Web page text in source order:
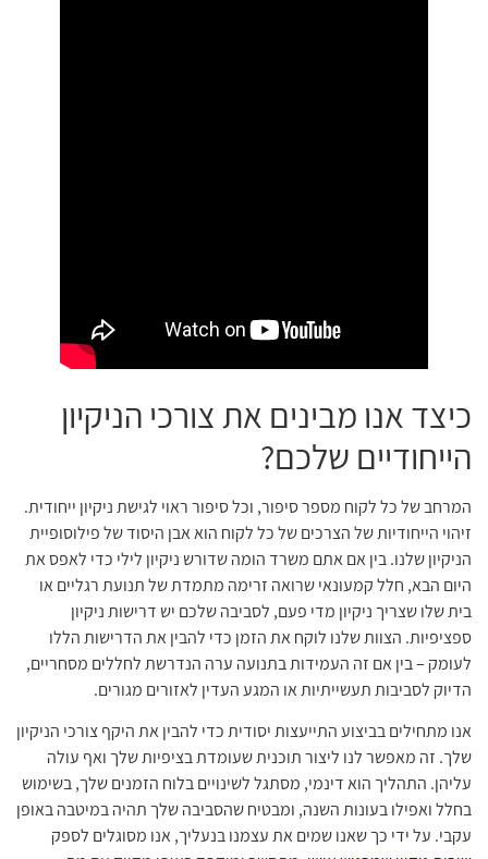
כיצד אנו מבינים את צורכי הניקיון
הייחודיים שלכם?
המרחב של כל לקוח מספר סיפור, וכל סיפור ראוי לגישת ניקיון ייחודית.
זיהוי הייחודיות של הצרכים של כל לקוח הוא אבן היסוד של פילוסופיית
הניקיון שלנו. בין אם אתם משרד הומה שדורש ניקיון לילי כדי לאפס את
היום הבא, חלל קמעונאי שרואה זרימה מתמדת של תנועת רגליים או
בית שלו שצריך ניקיון מדי פעם, לסביבה שלכם יש דרישות ניקיון
ספציפיות. הצוות שלנו לוקח את הזמן כדי להבין את הדרישות הללו
לעומק – בין אם זה העמידות בתנועה ערה הנדרשת לחללים מסחריים,
הדיוק לסביבות תעשייתיות או המגע העדין לאזורים מגורים.
אנו מתחילים בביצוע התייעצות יסודית כדי להבין את היקף צורכי הניקיון
שלך. זה מאפשר לנו ליצור תוכנית שעומדת בציפיות שלך ואף עולה
עליהן. התהליך הוא דינמי, מסתגל לשינויים בלוח הזמנים שלך, בשימוש
בחלל ואפילו בעונות השנה, ומבטיח שהסביבה שלך תהיה במיטבה באופן
עקבי. על ידי כך שאנו שמים את עצמנו בנעליך, אנו מסוגלים לספק